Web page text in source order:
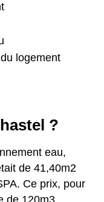
logement
?
eau,
de 41,40m2
Ce prix, pour
de 120m3,